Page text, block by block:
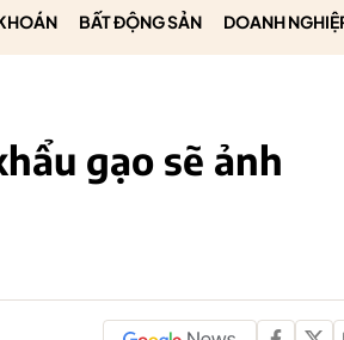
BẤT ĐỘNG SẢN DOANH
gạo sẽ ảnh